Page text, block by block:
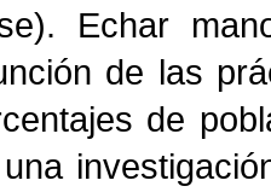
Echar
de las
de